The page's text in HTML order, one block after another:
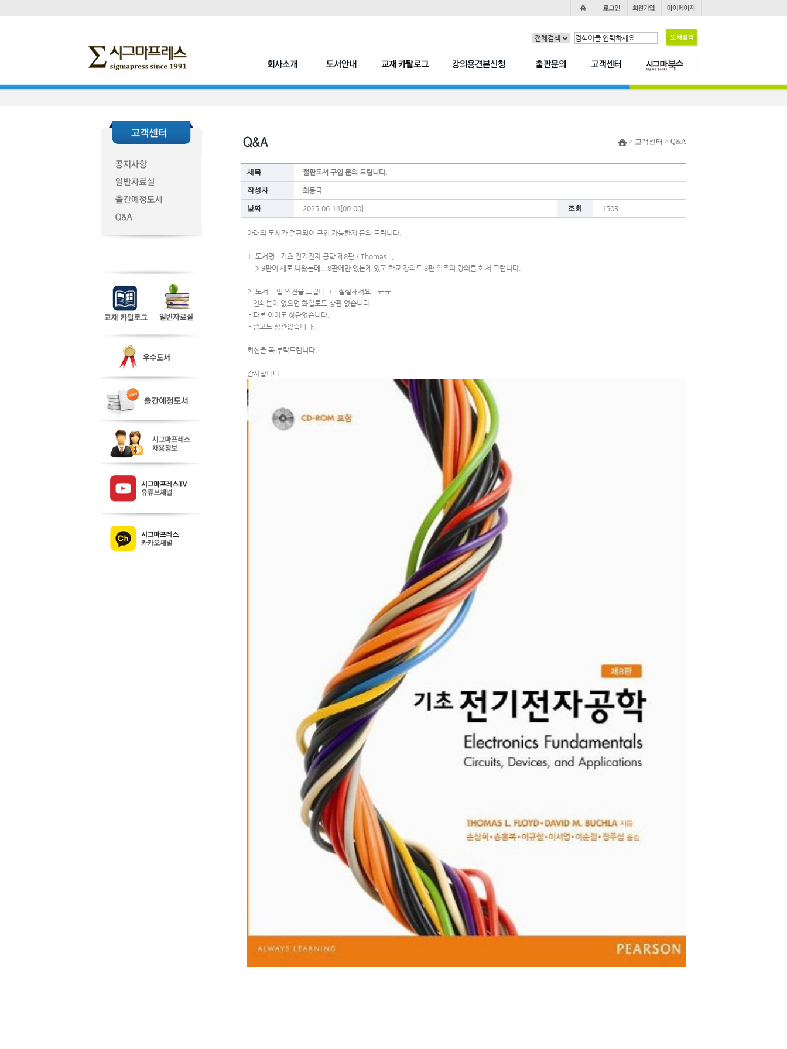
> 고객센터 > Q&A
제목 절판도서 구입 문의 드립니다.
작성자 최동국
날짜 2025-06-14[00:00] 조회 1503
아래의 도서가 절판되어 구입 가능한지 문의 드립니다.
1. 도서명 : 기초 전기전자 공학 제8판 / Thomas L, ...
--> 9판이 새로 나왔는데...8판에만 있는게 있고 학교 강의도 8판 위주의 강의를 해서 그럽니다.
2. 도서 구입 의견을 드립니다...절실해서요...ㅠㅠ
- 인쇄본이 없으면 화일로도 상관 없습니다.
- 파본 이어도 상관없습니다.
- 중고도 상관없습니다.
회신을 꼭 부탁드립니다.
감사합니다.